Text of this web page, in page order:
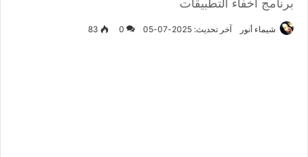
برنامج اخفاء التطبيقات
شيماء أنور آخر تحديث: 2025-07-05 0
83